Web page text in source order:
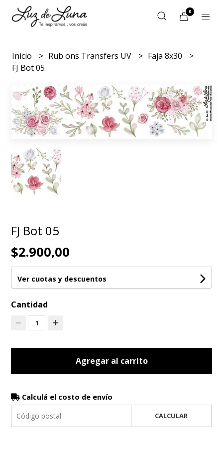
0
Inicio Rub ons Transfers UV
Faja 8x30
FJ Bot 05
FJ Bot 05
$2.900,00
Ver cuotas y descuentos
Cantidad
1
Agregar al carrito
Calculá el costo de envío
CALCULAR